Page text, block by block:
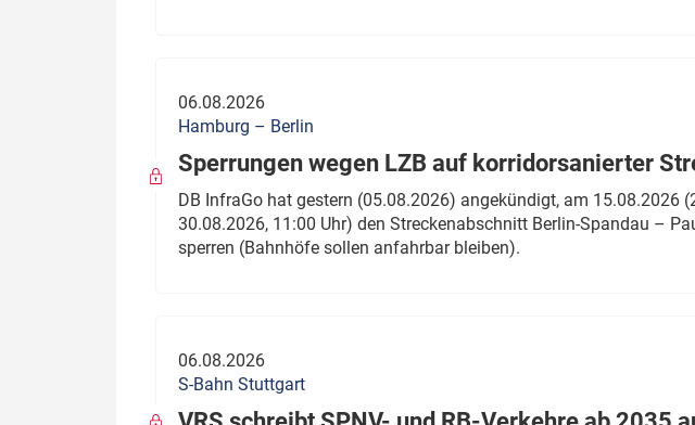
06.08.2026
Hamburg – Berlin
Sperrungen wegen LZB auf korridorsanierter
DB InfraGo hat gestern (05.08.2026) angekündigt, am 15.08.2026
30.08.2026, 11:00 Uhr) den Streckenabschnitt Berlin-Spandau –
sperren (Bahnhöfe sollen anfahrbar bleiben).
06.08.2026
S-Bahn Stuttgart